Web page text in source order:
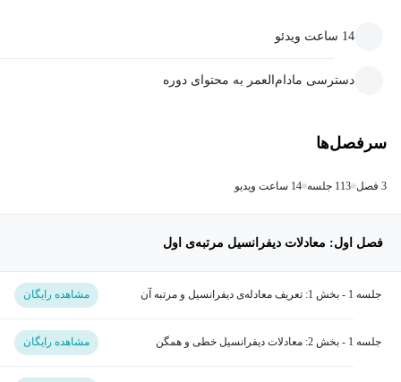
14 ساعت ویدئو
دسترسی مادام‌العمر به محتوای دوره
سرفصل‌ها
3 فصل 113 جلسه 14 ساعت ویدیو
فصل اول: معادلات دیفرانسیل مرتبه‌ی اول
جلسه 1 - بخش 1: تعریف معادله‌ی دیفرانسیل و مرتبه آن مشاهده رایگان
جلسه 1 - بخش 2: معادلات دیفرانسیل خطی و همگن مشاهده رایگان